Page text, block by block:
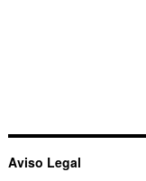
Aviso Legal